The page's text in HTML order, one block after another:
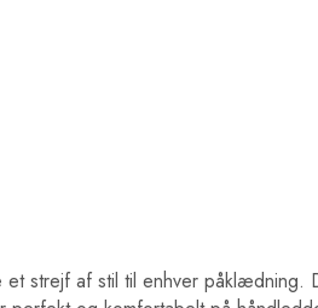
strejf af stil til enhver påklædning.